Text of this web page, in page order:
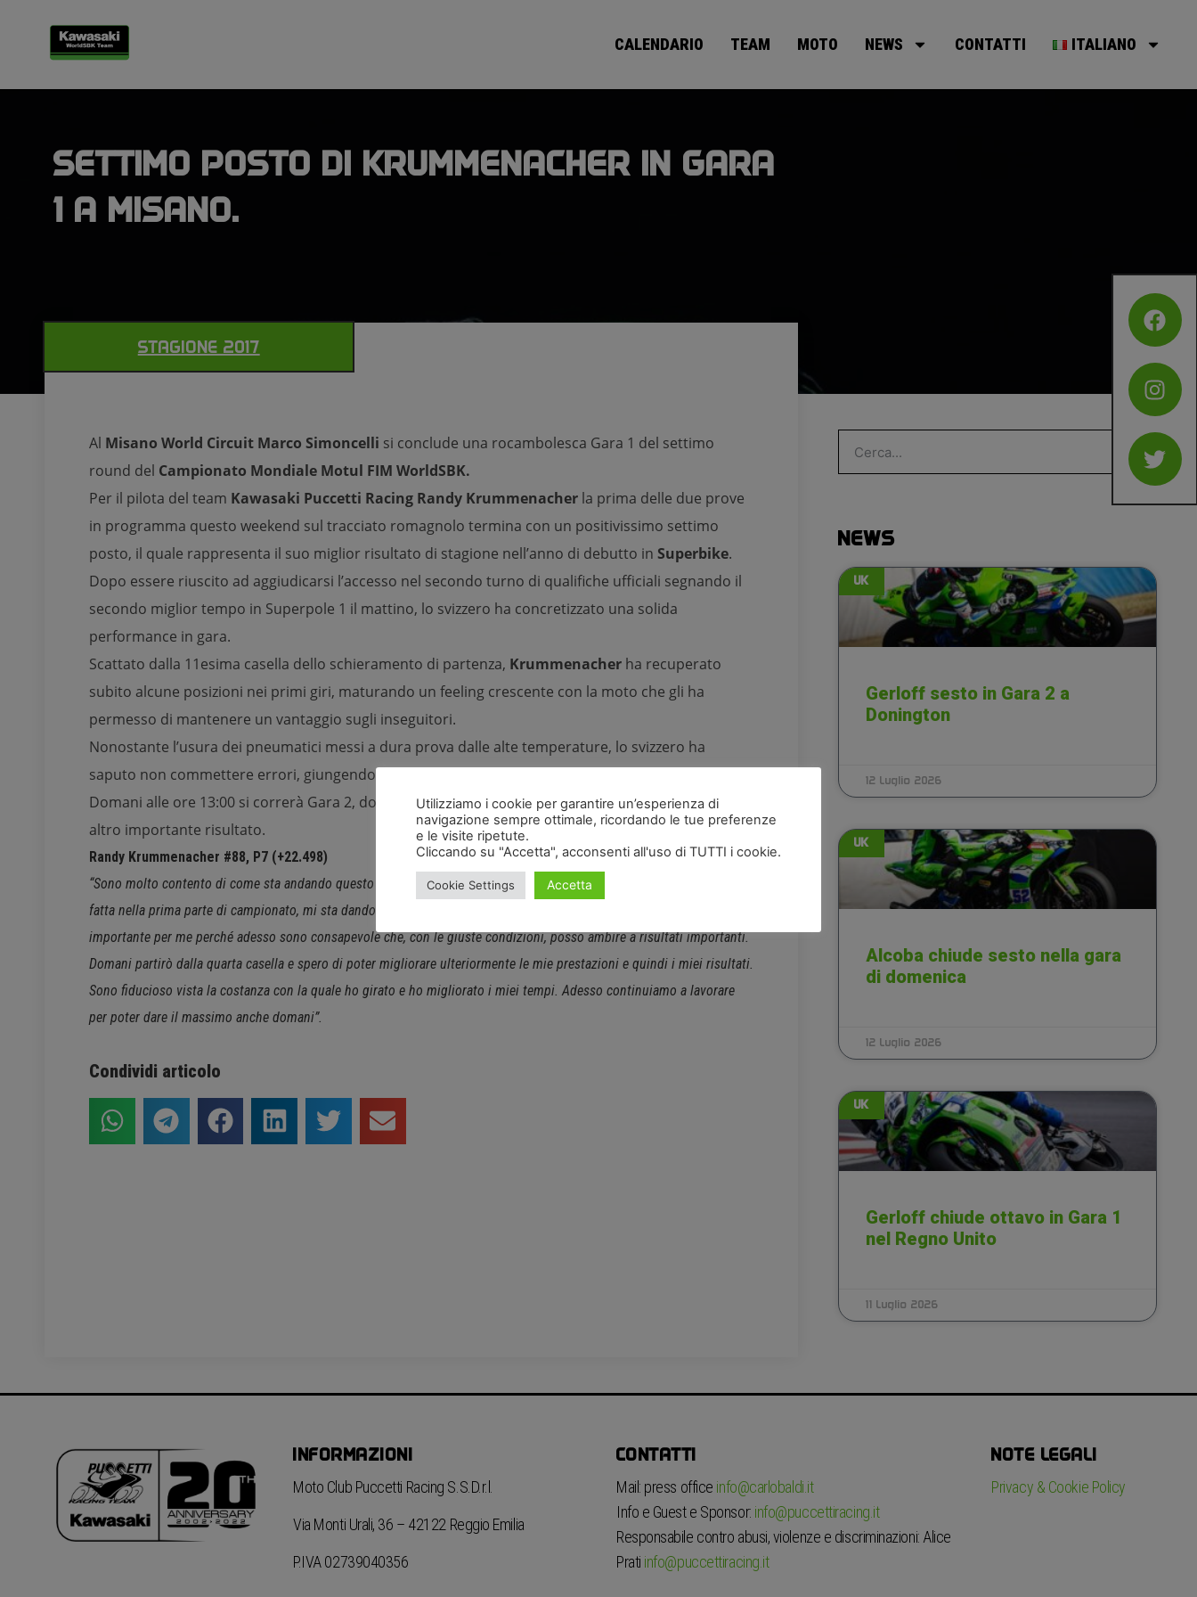
CALENDARIO TEAM MOTO NEWS CONTATTI ITALIANO
SETTIMO POSTO DI KRUMMENACHER IN GARA
1 A MISANO.
STAGIONE 2017
Al Misano World Circuit Marco Simoncelli si conclude una rocambolesca Gara 1 del settimo
round del Campionato Mondiale Motul FIM WorldSBK.
Per il pilota del team Kawasaki Puccetti Racing Randy Krummenacher la prima delle due prove
in programma questo weekend sul tracciato romagnolo termina con un positivissimo settimo
posto, il quale rappresenta il suo miglior risultato di stagione nell’anno di debutto in Superbike.
Dopo essere riuscito ad aggiudicarsi l’accesso nel secondo turno di qualifiche ufficiali segnando il
secondo miglior tempo in Superpole 1 il mattino, lo svizzero ha concretizzato una solida
performance in gara.
Scattato dalla 11esima casella dello schieramento di partenza, Krummenacher ha recuperato
subito alcune posizioni nei primi giri, maturando un feeling crescente con la moto che gli ha
permesso di mantenere un vantaggio sugli inseguitori.
Nonostante l’usura dei pneumatici messi a dura prova dalle alte temperature, lo svizzero ha
saputo non commettere errori, giungendo settimo al traguardo.
Domani alle ore 13:00 si correrà Gara 2, dove il pilota del teamPuccettiproverà ad ottenere un
altro importante risultato.
Randy Krummenacher #88, P7 (+22.498)
“Sono molto contento di come sta andando questo weekend. Inizio a sentirmi a mio agio con la moto e l’esperienza
fatta nella prima parte di campionato, mi sta dando le soddisfazioni che attendevo. Il settimo posto è un risultato
importante per me perché adesso sono consapevole che, con le giuste condizioni, posso ambire a risultati importanti.
Domani partirò dalla quarta casella e spero di poter migliorare ulteriormente le mie prestazioni e quindi i miei risultati.
Sono fiducioso vista la costanza con la quale ho girato e ho migliorato i miei tempi. Adesso continuiamo a lavorare
per poter dare il massimo anche domani”.
Condividi articolo
NEWS
UK
Gerloff sesto in Gara 2 a
Donington
12 Luglio 2026
UK
Alcoba chiude sesto nella gara
di domenica
12 Luglio 2026
UK
Gerloff chiude ottavo in Gara 1
nel Regno Unito
11 Luglio 2026
INFORMAZIONI
Moto Club Puccetti Racing S.S.D.r.l.
Via Monti Urali, 36 – 42122 Reggio Emilia
P.IVA 02739040356
CONTATTI
Mail: press office info@carlobaldi.it
Info e Guest e Sponsor: info@puccettiracing.it
Responsabile contro abusi, violenze e discriminazioni: Alice
Prati info@puccettiracing.it
NOTE LEGALI
Privacy & Cookie Policy
Utilizziamo i cookie per garantire un’esperienza di
navigazione sempre ottimale, ricordando le tue preferenze
e le visite ripetute.
Cliccando su "Accetta", acconsenti all'uso di TUTTI i cookie.
Cookie Settings Accetta